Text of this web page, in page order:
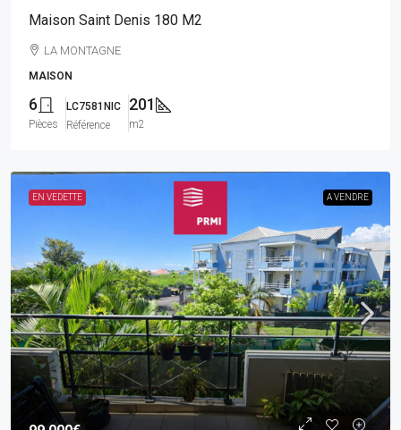
Maison Saint Denis 180 M2
LA MONTAGNE
MAISON
6
Pièces
LC7581NIC
Référence
201
m2
EN VEDETTE A VENDRE